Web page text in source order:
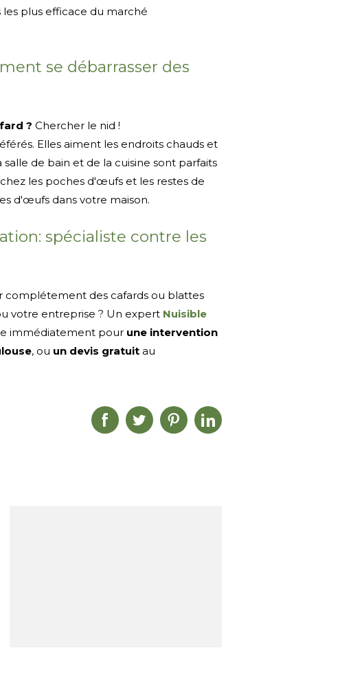
plus efficace du marché
se débarrasser des
?Chercher le nid !
Elles aiment les endroits chauds et
de bain et de la cuisine sont parfaits
les poches d'œufs et les restes de
d'œufs dans votre maison.
spécialiste contre les
complétement des cafards ou blattes
votre entreprise ? Un expert Nuisible
immédiatement pour une intervention
, ou un devis gratuitau